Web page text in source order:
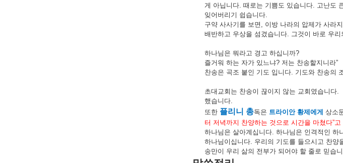
게 아닙니다. 때로는 기쁨도 있습니다. 고난도
잊어버리기 쉽습니다.
구약 사사기를 보면 , 이방 나라의 압제가 사라
배반하고 우상을 섬겼습니다. 그것이 바로 우리
하나님은 뭐라고 경고 하십니까?
즐거워 하는 자가 있느냐? 저는 찬송할지니라”
찬송은 곡조 붙인 기도 입니다. 기도와 찬송의
초대교회는 찬송이 끊이지 않는 교회였습니다.
했습니다.
또한 플리니 총독은 트라이안 황제에게 상소
터 저녁까지 찬양하는 것으로 시간을 마쳤다”고
하나님은 살아계십니다. 하나님은 인격적인 하
하나님이십니다. 우리의 기도를 들으시고 찬양
송만이 우리 삶의 전부가 되어야 할 줄로 믿습